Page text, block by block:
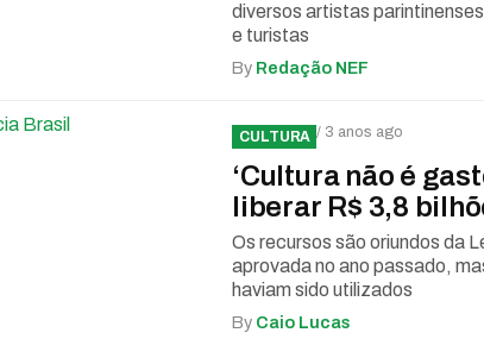
diversos artistas
e turistas
By Redação NEF
CULTURA / 3 anos ago
‘Cultura não é
liberar R$ 3,8
Os recursos são oriundos da
aprovada no ano passado,
haviam sido utilizados
By Caio Lucas